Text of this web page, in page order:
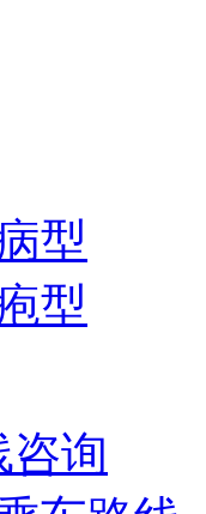
型
型
咨询